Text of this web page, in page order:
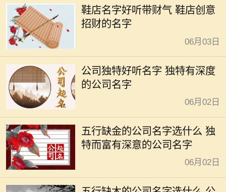
鞋店名字好听带财气 鞋店创意
招财的名字
06月03日
公司独特好听名字 独特有深度
的公司名字
06月02日
五行缺金的公司名字选什么 独
特而富有深意的公司名字
06月02日